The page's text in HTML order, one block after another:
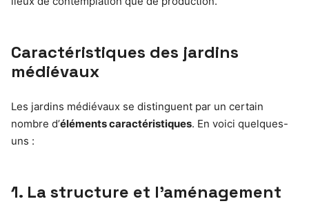
Caractéristiques des jardins
médiévaux
Les jardins médiévaux se distinguent par un certain
nombre d’éléments caractéristiques. En voici quelques-
uns :
1. La structure et l’aménagement